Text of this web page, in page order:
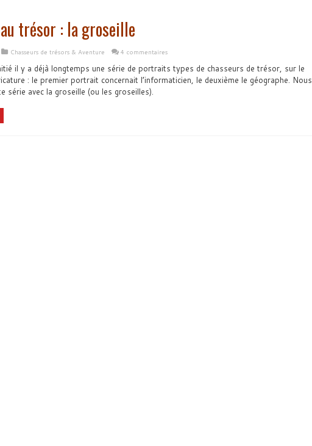
trésor : la groseille
Chasseurs de trésors & Aventure 4 commentaires
il y a déjà longtemps une série de portraits types de chasseurs de trésor, sur le
: le premier portrait concernait l’informaticien, le deuxième le géographe. Nous
série avec la groseille (ou les groseilles).